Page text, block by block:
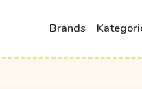
Brands